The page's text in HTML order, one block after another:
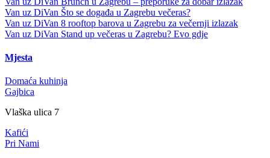
Van uz DiVan Što se događa u Zagrebu večeras?
Van uz DiVan 8 rooftop barova u Zagrebu za večernji izlazak
Van uz DiVan Stand up večeras u Zagrebu? Evo gdje
Mjesta
Domaća kuhinja
Gajbica
Vlaška ulica 7
Kafići
Pri Nami